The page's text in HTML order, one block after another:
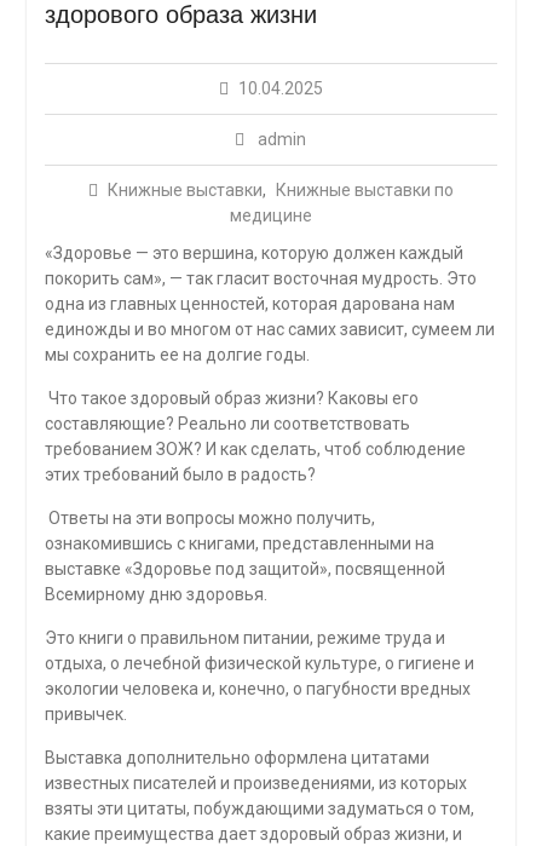
здорового образа жизни
10.04.2025
admin
Книжные выставки,
Книжные выставки по
медицине
«Здоровье — это вершина, которую должен каждый
покорить сам», — так гласит восточная мудрость. Это
одна из главных ценностей, которая дарована нам
единожды и во многом от нас самих зависит, сумеем ли
мы сохранить ее на долгие годы.
Что такое здоровый образ жизни? Каковы его
составляющие? Реально ли соответствовать
требованием ЗОЖ? И как сделать, чтоб соблюдение
этих требований было в радость?
Ответы на эти вопросы можно получить,
ознакомившись с книгами, представленными на
выставке «Здоровье под защитой», посвященной
Всемирному дню здоровья.
Это книги о правильном питании, режиме труда и
отдыха, о лечебной физической культуре, о гигиене и
экологии человека и, конечно, о пагубности вредных
привычек.
Выставка дополнительно оформлена цитатами
известных писателей и произведениями, из которых
взяты эти цитаты, побуждающими задуматься о том,
какие преимущества дает здоровый образ жизни, и